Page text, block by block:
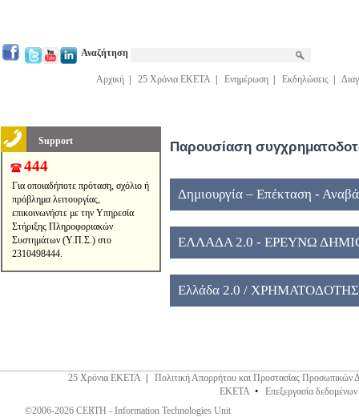
Αναζήτηση
Αρχική 25 Χρόνια ΕΚΕΤΑ Ενημέρωση Εκδηλώσεις
Support
444
Για οποιαδήποτε πρόταση, σχόλιο ή
πρόβλημα λειτουργίας,
επικοινωνήστε με την Υπηρεσία
Στήριξης Πληροφοριακών
Συστημάτων (Υ.Π.Σ.) στο
2310498444.
Παρουσίαση
Δημιουργία – Επέκταση -
Κέντρων εποπτείας ΓΓΕΚ, ID
ΕΛΛΑΔΑ 2.0 - ΕΡΕΥΝΩ
Ελλάδα 2.0 /
25 Χρόνια ΕΚΕΤΑ
Πολιτική Απορρήτου και Προστασίας Προσωπικών
ΕΚΕΤΑ • Επεξεργασία
©2006-2026 CERTH - Information Technologies Unit